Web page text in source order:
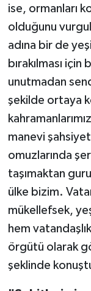
ise, ormanları
olduğunu
adına bir de
bırakılması
unutmadan
şekilde ortaya
manevi
omuzlarında
taşımaktan
ülke bizim.
mükellefsek,
hem
örgütü olarak
şeklinde